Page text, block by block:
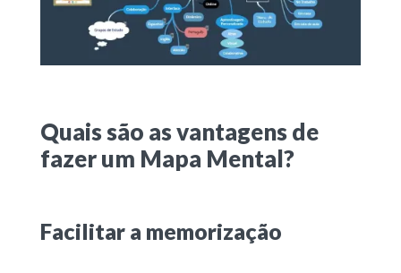
Quais são as vantagens de
fazer um Mapa Mental?
Facilitar a memorização